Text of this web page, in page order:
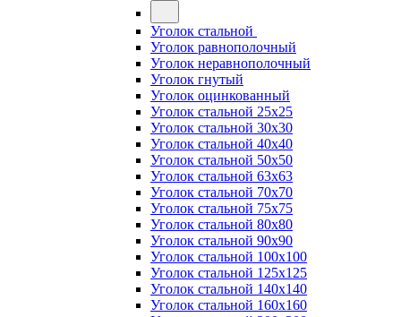
Уголок стальной
Уголок равнополочный
Уголок неравнополочный
Уголок гнутый
Уголок оцинкованный
Уголок стальной 25х25
Уголок стальной 30х30
Уголок стальной 40х40
Уголок стальной 50х50
Уголок стальной 63х63
Уголок стальной 70х70
Уголок стальной 75х75
Уголок стальной 80х80
Уголок стальной 90х90
Уголок стальной 100х100
Уголок стальной 125х125
Уголок стальной 140х140
Уголок стальной 160х160